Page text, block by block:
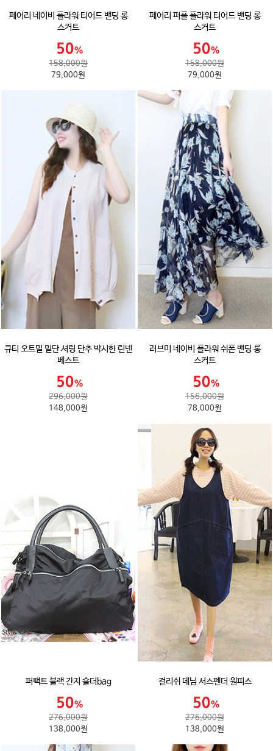
페어리 네이비 플라워 티어드 밴딩 롱
스커트
158,000원
79,000원
페어리 퍼플 플라워 티어드 밴딩 롱
스커트
158,000원
79,000원
큐티 오트밀 밑단 셔링 단추 박시한 린넨
베스트
296,000원
148,000원
러브미 네이비 플라워 쉬폰 밴딩 롱
스커트
156,000원
78,000원
퍼팩트 블랙 간지 숄더bag
276,000원
138,000원
걸리쉬 데님 서스펜더 원피스
276,000원
138,000원